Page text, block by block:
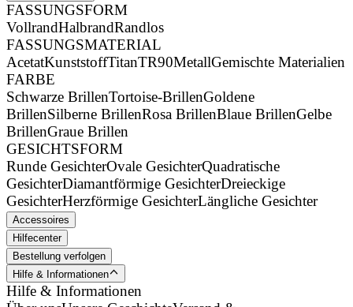
FASSUNGSFORM
VollrandHalbrandRandlos
FASSUNGSMATERIAL
AcetatKunststoffTitanTR90MetallGemischte Materialien
FARBE
Schwarze BrillenTortoise-BrillenGoldene
BrillenSilberne BrillenRosa BrillenBlaue BrillenGelbe
BrillenGraue Brillen
GESICHTSFORM
Runde GesichterOvale GesichterQuadratische
GesichterDiamantförmige GesichterDreieckige
GesichterHerzförmige GesichterLängliche Gesichter
Accessoires
Hilfecenter
Bestellung verfolgen
Hilfe & Informationen
Hilfe & Informationen